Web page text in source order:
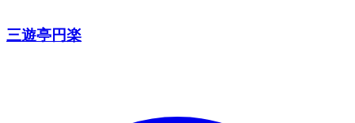
三遊亭円楽